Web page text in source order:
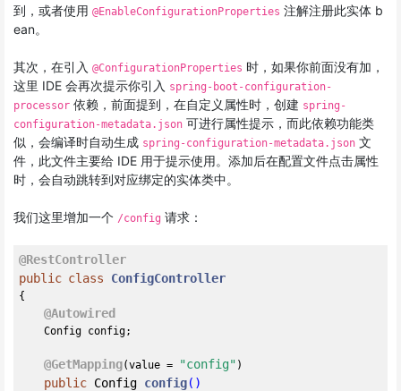
到，或者使用 @EnableConfigurationProperties 注解注册此实体 b
ean。
其次，在引入 @ConfigurationProperties 时，如果你前面没有加，
这里 IDE 会再次提示你引入 spring-boot-configuration-
processor 依赖，前面提到，在自定义属性时，创建 spring-
configuration-metadata.json 可进行属性提示，而此依赖功能类
似，会编译时自动生成 spring-configuration-metadata.json 文
件，此文件主要给 IDE 用于提示使用。添加后在配置文件点击属性
时，会自动跳转到对应绑定的实体类中。
我们这里增加一个 /config 请求：
@RestController
public class ConfigController
{
@Autowired
    Config config;
@GetMapping(value = "config" )
public Config config()